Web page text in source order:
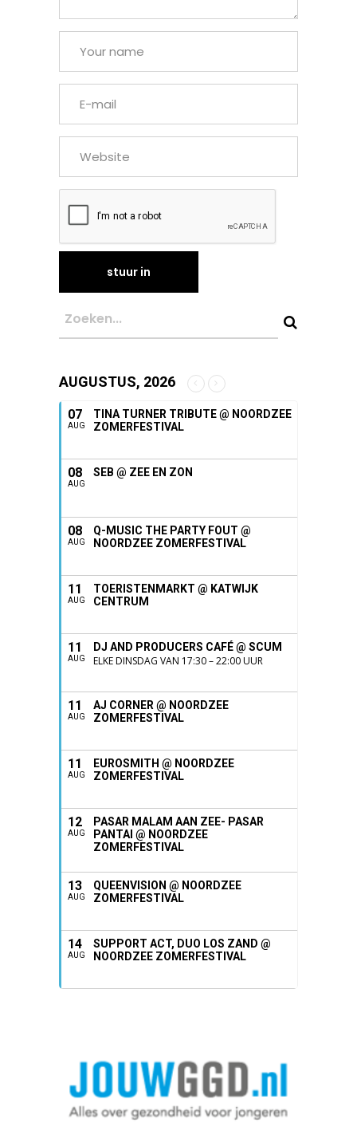
AUGUSTUS, 2026
07
AUG
TINA TURNER TRIBUTE @ NOORDZEE
ZOMERFESTIVAL
08
AUG
SEB @ ZEE EN ZON
08
AUG
Q-MUSIC THE PARTY FOUT @
NOORDZEE ZOMERFESTIVAL
11
AUG
TOERISTENMARKT @ KATWIJK
CENTRUM
11
AUG
DJ AND PRODUCERS CAFÉ @ SCUM
ELKE DINSDAG VAN 17:30 – 22:00 UUR
11
AUG
AJ CORNER @ NOORDZEE
ZOMERFESTIVAL
11
AUG
EUROSMITH @ NOORDZEE
ZOMERFESTIVAL
12
AUG
PASAR MALAM AAN ZEE- PASAR
PANTAI @ NOORDZEE
ZOMERFESTIVAL
13
AUG
QUEENVISION @ NOORDZEE
ZOMERFESTIVAL
14
AUG
SUPPORT ACT, DUO LOS ZAND @
NOORDZEE ZOMERFESTIVAL